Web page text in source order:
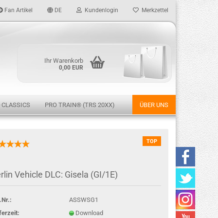
Fan Artikel DE Kundenlogin
vergessen?
Merkzettel
Ihr Warenkorb
0,00 EUR
PRO TRAIN® (TRS 20XX) ÜBER UNS
TOP
Vehicle DLC: Gisela (GI/1E)
ASSWSG1
Download